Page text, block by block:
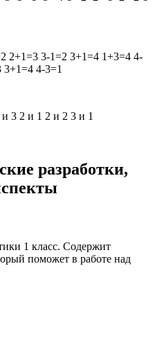
2+1=3 3-1=2 3+1=4 1+3=4 4-
4-3=1
3 2 и 1 2 и 2 3 и 1
разработки,
1 класс. Содержит
поможет в работе над